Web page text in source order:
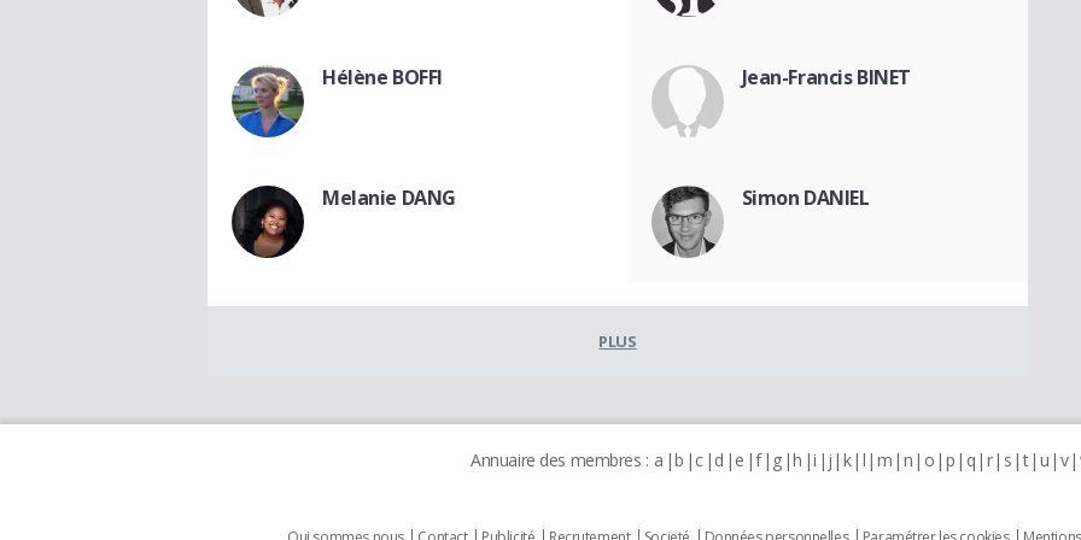
Hélène BOFFI Jean-Francis BINET
Melanie DANG Simon DANIEL
PLUS
Annuaire des membres : a b c d e f g h i j k l m n o p q r s t u v